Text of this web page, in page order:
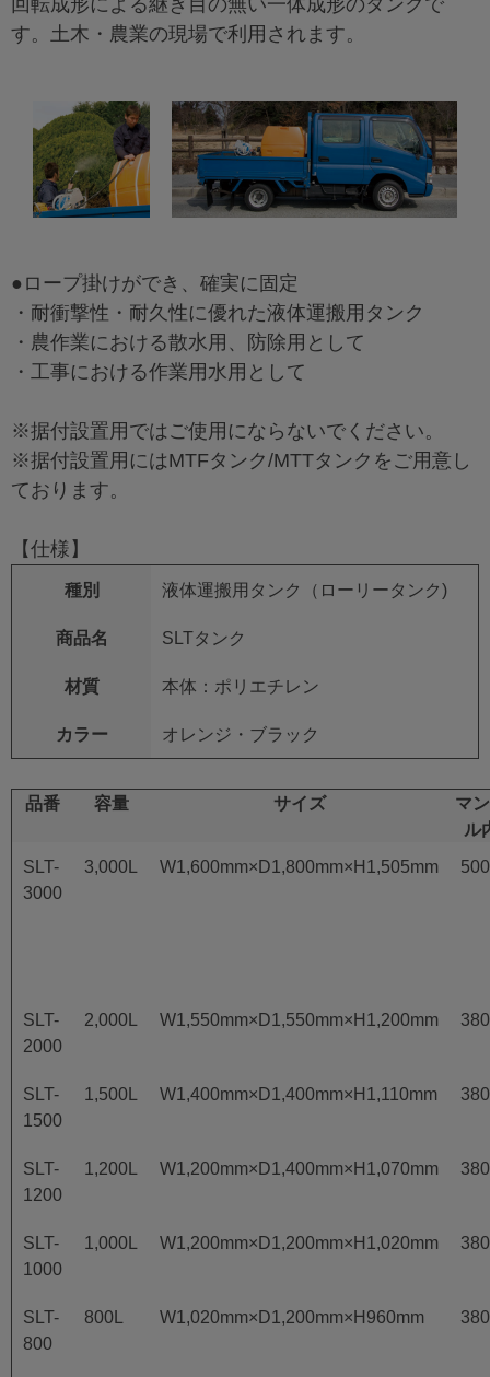
回転成形による継ぎ目の無い一体成形のタンクで
す。土木・農業の現場で利用されます。
●ロープ掛けができ、確実に固定
・耐衝撃性・耐久性に優れた液体運搬用タンク
・農作業における散水用、防除用として
・工事における作業用水用として
※据付設置用ではご使用にならないでください。
※据付設置用にはMTFタンク/MTTタンクをご用意し
ております。
【仕様】
種別 液体運搬用タンク（ローリータンク)
商品名 SLTタンク
材質 本体：ポリエチレン
カラー オレンジ・ブラック
品番 容量 サイズ
マ
ル
SLT-
3000
3,000L W1,600mm×D1,800mm×H1,505mm
SLT-
2000
2,000L W1,550mm×D1,550mm×H1,200mm
SLT-
1500
1,500L W1,400mm×D1,400mm×H1,110mm
SLT-
1200
1,200L W1,200mm×D1,400mm×H1,070mm
SLT-
1000
1,000L W1,200mm×D1,200mm×H1,020mm
SLT-
800
800L W1,020mm×D1,200mm×H960mm